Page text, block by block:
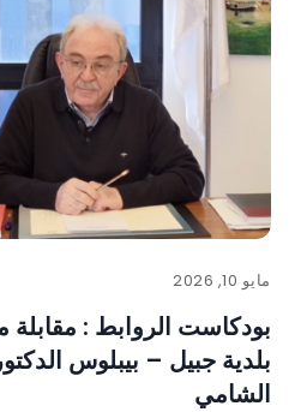
مايو 10, 2026
بودكاست الروابط :
بلدية جبيل – بيبلوس
الشامي